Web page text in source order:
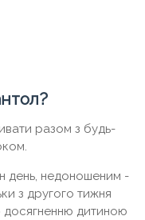
разом з будь-
день, недоношеним -
з другого тижня
досягненню дитиною